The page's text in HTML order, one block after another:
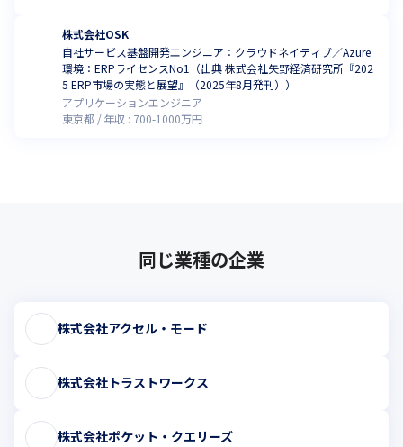
株式会社OSK
自社サービス基盤開発エンジニア：クラウドネイティブ／Azure
環境：ERPライセンスNo1（出典 株式会社矢野経済研究所『202
5 ERP市場の実態と展望』（2025年8月発刊））
アプリケーションエンジニア
東京都
年収 : 700-1000万円
同じ業種の企業
株式会社アクセル・モード
株式会社トラストワークス
株式会社ポケット・クエリーズ